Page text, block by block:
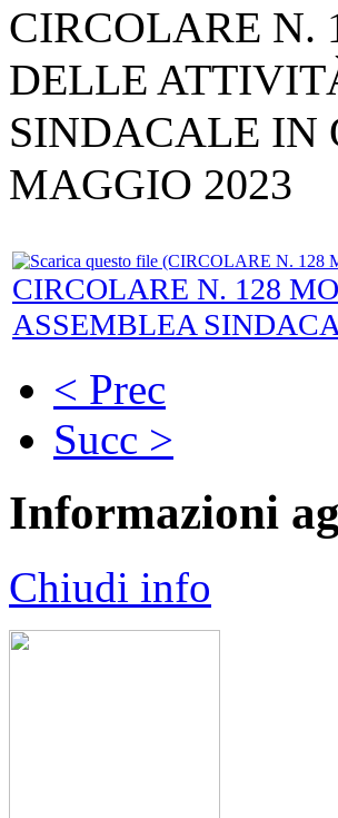
CIRCOLARE N.
DELLE
SINDACALE IN
MAGGIO 2023
CIRCOLARE N. 128
ASSEMBLEA
< Prec
Succ >
Informazioni
Chiudi info